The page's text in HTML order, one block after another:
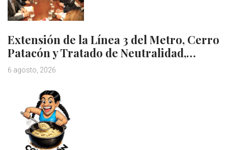
Extensión de la Línea 3 del Metro, Cerro
Patacón y Tratado de Neutralidad,…
6 agosto, 2026